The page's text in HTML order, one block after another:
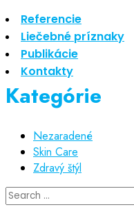
Referencie
Liečebné príznaky
Publikácie
Kontakty
september 2021
apríl 2021
august 2020
Kategórie
Nezaradené
Skin Care
Zdravý štýl